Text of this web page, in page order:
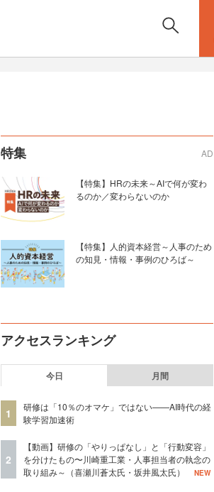
特集 AD
【特集】HRの未来～AIで何が変わ
るのか／変わらないのか
【特集】人的資本経営～人事のため
の知見・情報・事例のひろば～
アクセスランキング
今日 月間
1
研修は「10％のオマケ」ではない——AI時代の経
験学習加速術
2
【動画】研修の「やりっぱなし」と「行動変容」
を分けたもの〜川崎重工業・人事担当者の執念の
取り組み～（喜瀬川蒼太氏・坂井風太氏）
NEW